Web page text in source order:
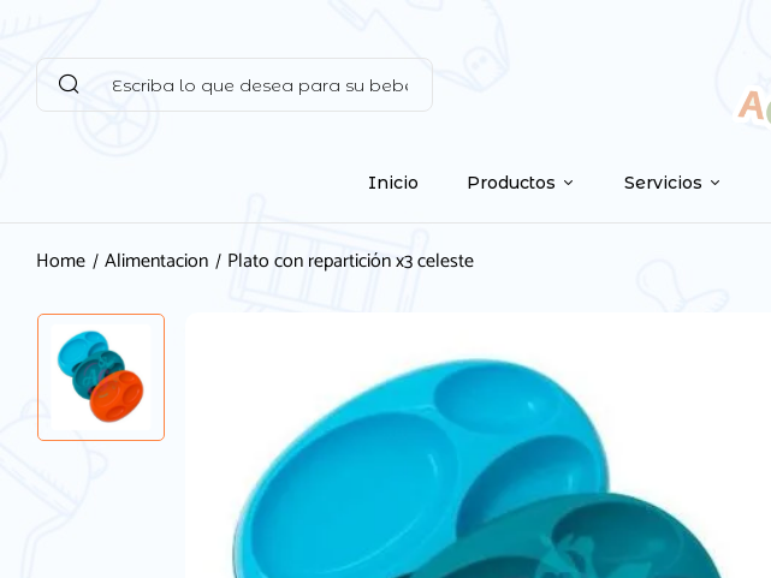
Inicio Productos Servicios
Home Alimentacion Plato con repartición x3 celeste